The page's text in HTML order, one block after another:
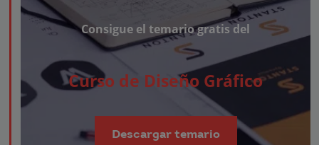
Consigue el temario gratis del
Curso de Diseño Gráfico
Descargar temario